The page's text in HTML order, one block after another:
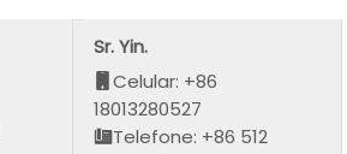
Sr. Yin.
Celular: +86
18013280527
Telefone: +86 512